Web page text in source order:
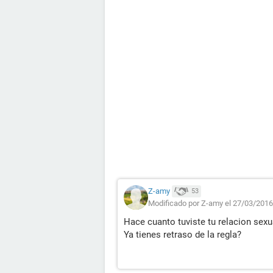
Z-amy 53
Modificado por Z-amy el 27/03/
Hace cuanto tuviste tu relacion
Ya tienes retraso de la regla?